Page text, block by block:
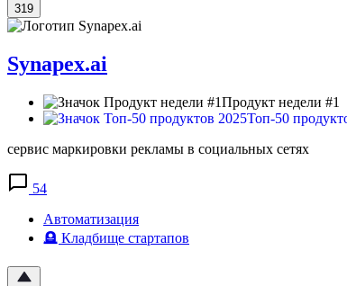
319
Synapex.ai
Продукт недели #1
Топ-50
сервис маркировки рекламы в социальных сетях
54
Автоматизация
🪦 Кладбище стартапов